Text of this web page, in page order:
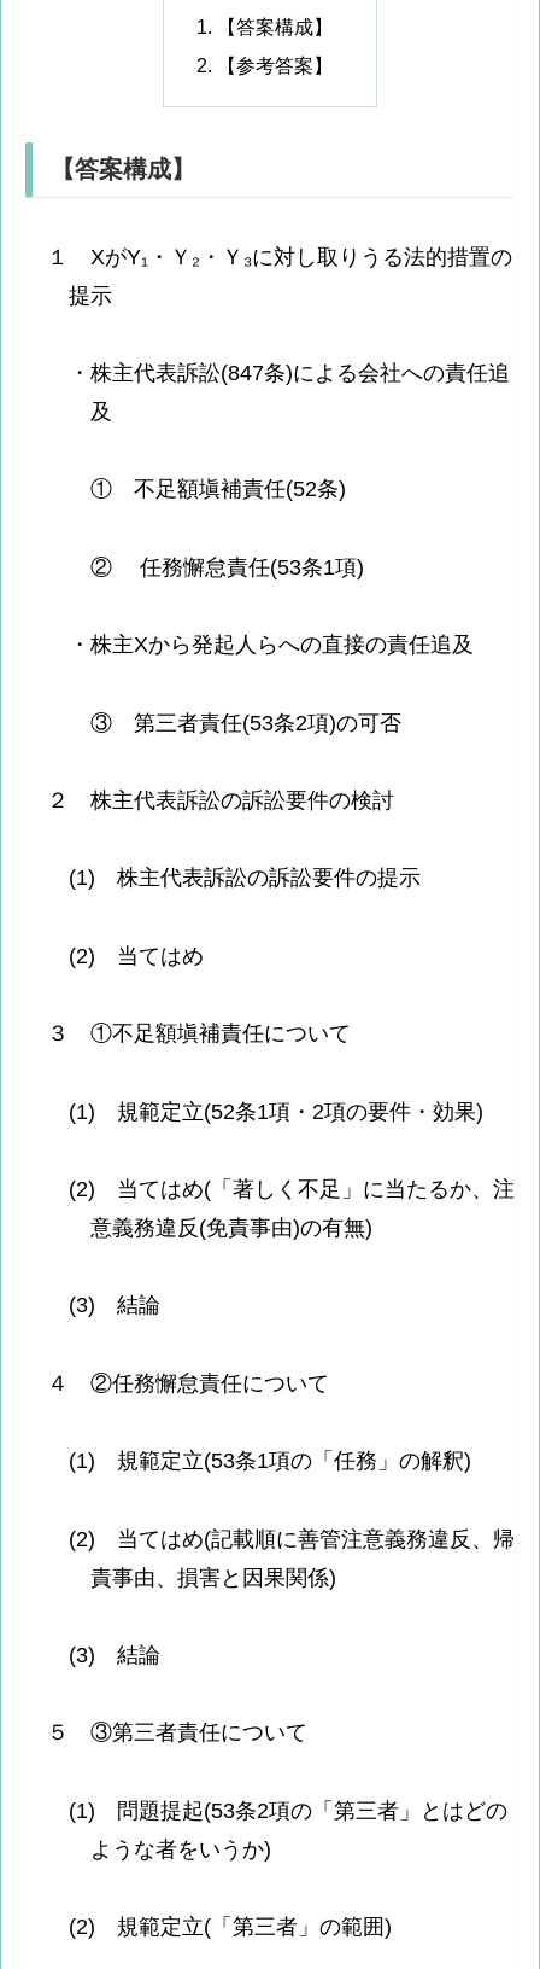
【答案構成】
【参考答案】
【答案構成】
１ XがY₁・Ｙ₂・Ｙ₃に対し取りうる法的措置の
提示
・株主代表訴訟(847条)による会社への責任追
及
① 不足額塡補責任(52条)
② 任務懈怠責任(53条1項)
・株主Xから発起人らへの直接の責任追及
③ 第三者責任(53条2項)の可否
２ 株主代表訴訟の訴訟要件の検討
(1) 株主代表訴訟の訴訟要件の提示
(2) 当てはめ
３ ①不足額塡補責任について
(1) 規範定立(52条1項・2項の要件・効果)
(2) 当てはめ(「著しく不足」に当たるか、注
意義務違反(免責事由)の有無)
(3) 結論
４ ②任務懈怠責任について
(1) 規範定立(53条1項の「任務」の解釈)
(2) 当てはめ(記載順に善管注意義務違反、帰
責事由、損害と因果関係)
(3) 結論
５ ③第三者責任について
(1) 問題提起(53条2項の「第三者」とはどの
ような者をいうか)
(2) 規範定立(「第三者」の範囲)